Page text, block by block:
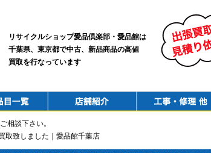
リサイクルショップ愛品倶楽部・愛品館は
千葉県、東京都で中古、新品商品の高値
買取を行なっています
相談下さい。
取致しました｜愛品館千葉店